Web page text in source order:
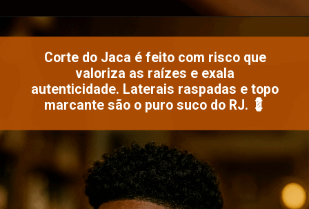
Opening https://www.salonline.com.br/gel-fixador-media-fixacao-men-essence-condicionante-300g
Corte do Jaca é feito com risco que
valoriza as raízes e exala
autenticidade. Laterais raspadas e topo
marcante são o puro suco do RJ. 💈